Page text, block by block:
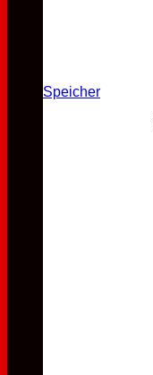
Speicher